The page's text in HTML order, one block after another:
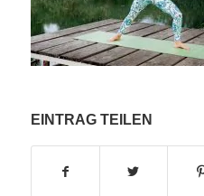
EINTRAG TEILEN